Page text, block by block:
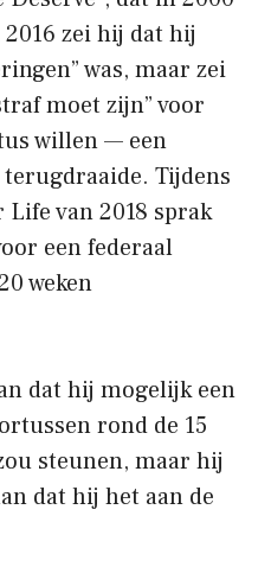
zei hij dat hij
was, maar zei
moet zijn” voor
willen — een
Tijdens
van 2018 sprak
een federaal
weken
dat hij mogelijk een
rond de 15
steunen, maar hij
dat hij het aan de